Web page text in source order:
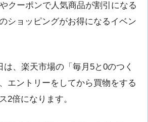
クーポンで人気商品が割引になる
ショッピングがお得になるイベン
は、楽天市場の「毎月5と0のつく
エントリーをしてから買物をする
2倍になります。